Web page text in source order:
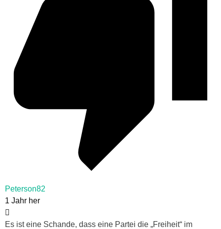
Peterson82
1 Jahr her
Es ist eine Schande, dass eine Partei die „Freiheit“ im